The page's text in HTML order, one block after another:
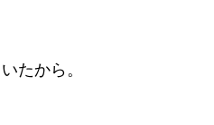
たから。